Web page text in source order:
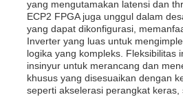
yang mengutamakan latensi dan
ECP2 FPGA juga unggul dalam
yang dapat dikonfigurasi,
Inverter yang luas untuk
logika yang kompleks. Fleksibilitas
insinyur untuk merancang dan
khusus yang disesuaikan dengan
seperti akselerasi perangkat keras,